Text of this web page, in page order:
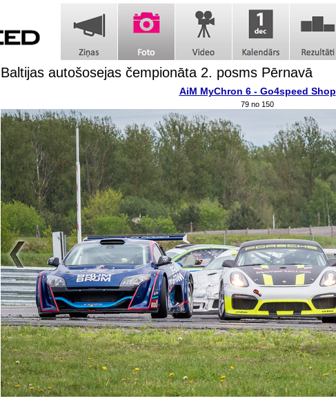
Baltijas autošosejas čempionāta 2. posms Pērnavā
AiM MyChron 6 - Go4speed Shop
79 no 150